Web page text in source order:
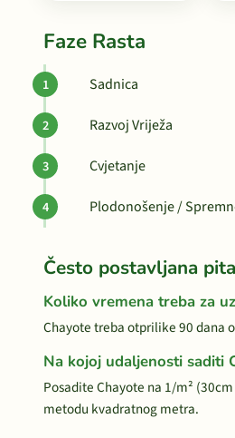
Faze Rasta
Sadnica
Razvoj Vriježa
Cvjetanje
Plodonošenje /
Često postavljana
Koliko vremena treba za
Chayote treba otprilike 90 dana
Na kojoj udaljenosti saditi
Posadite Chayote na 1/m²
metodu kvadratnog metra.